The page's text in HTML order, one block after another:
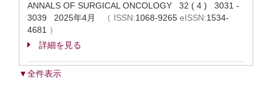
ANNALS OF SURGICAL ONCOLOGY 32 ( 4 ) 3031 -
3039 2025年4月
（ ISSN:1068-9265 eISSN:1534-
4681 ）
詳細を見る
▼全件表示